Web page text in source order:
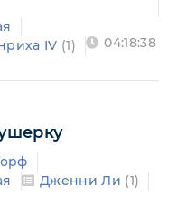
IV (1) 04:18:38
Дженни Ли (1)